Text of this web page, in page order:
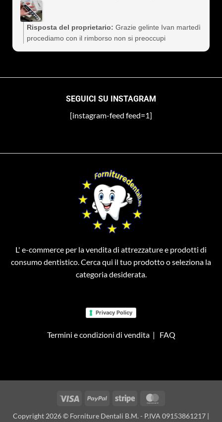
cliente a vita). Assolutamente consigliati
Risposta del proprietario: Grazie gelinte Ivan martedì
procediamo con il rimborso non si preoccupi
SEGUICI SU INSTAGRAM
[instagram-feed feed=1]
L' e-commerce per la vendita di attrezzature e prodotti di
consumo dentistico. Cerca qui il tuo prodotto o seleziona la
categoria desiderata.
Privacy Policy
Termini e condizioni di vendita| FAQ
Visa PayPal Stripe
Copyright 2026 © Forniture Dentali B.M. - P.IVA 09153861217 |